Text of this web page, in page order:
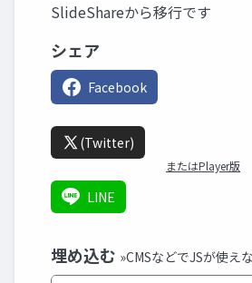
SlideShareから移行です
シェア
Facebook
(Twitter)
またはPlayer版
LINE
埋め込む »CMSなどでJSが使え